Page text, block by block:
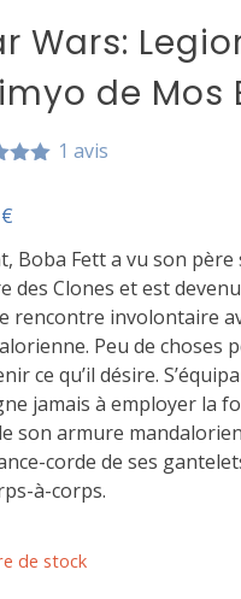
Wars:
de Mos
1 avis
€
Boba Fett a vu son
des Clones et est
rencontre involontaire
Peu de choses
ce qu’il désire.
jamais à employer la
son armure
corde de ses
à-corps.
de stock